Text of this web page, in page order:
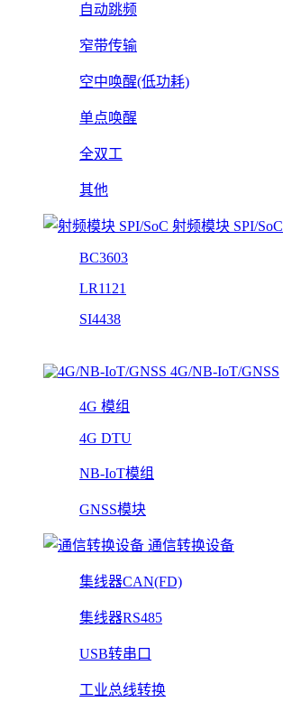
自动跳频
窄带传输
空中唤醒(低功耗)
单点唤醒
全双工
其他
射频模块 SPI/SoC
BC3603
LR1121
SI4438
4G/NB-IoT/GNSS
4G 模组
4G DTU
NB-IoT模组
GNSS模块
通信转换设备
集线器CAN(FD)
集线器RS485
USB转串口
工业总线转换